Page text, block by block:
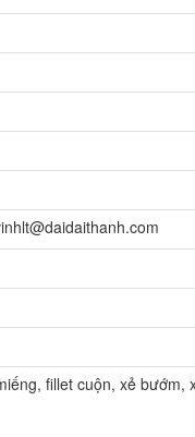
fillet cuộn, xẻ bướm,